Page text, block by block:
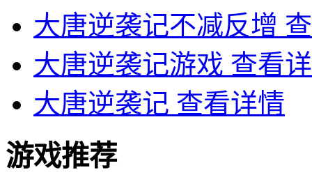
大唐逆袭记不减反增
大唐逆袭记游戏 查看
大唐逆袭记 查看详情
游戏推荐